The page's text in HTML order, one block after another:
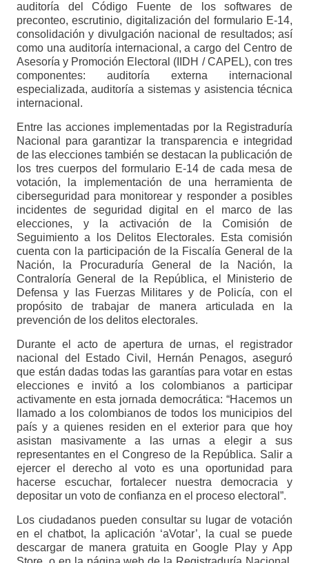
auditoría del Código Fuente de los softwares de
preconteo, escrutinio, digitalización del formulario E-14,
consolidación y divulgación nacional de resultados; así
como una auditoría internacional, a cargo del Centro de
Asesoría y Promoción Electoral (IIDH / CAPEL), con tres
componentes: auditoría externa internacional
especializada, auditoría a sistemas y asistencia técnica
internacional.
Entre las acciones implementadas por la Registraduría
Nacional para garantizar la transparencia e integridad
de las elecciones también se destacan la publicación de
los tres cuerpos del formulario E-14 de cada mesa de
votación, la implementación de una herramienta de
ciberseguridad para monitorear y responder a posibles
incidentes de seguridad digital en el marco de las
elecciones, y la activación de la Comisión de
Seguimiento a los Delitos Electorales. Esta comisión
cuenta con la participación de la Fiscalía General de la
Nación, la Procuraduría General de la Nación, la
Contraloría General de la República, el Ministerio de
Defensa y las Fuerzas Militares y de Policía, con el
propósito de trabajar de manera articulada en la
prevención de los delitos electorales.
Durante el acto de apertura de urnas, el registrador
nacional del Estado Civil, Hernán Penagos, aseguró
que están dadas todas las garantías para votar en estas
elecciones e invitó a los colombianos a participar
activamente en esta jornada democrática: “Hacemos un
llamado a los colombianos de todos los municipios del
país y a quienes residen en el exterior para que hoy
asistan masivamente a las urnas a elegir a sus
representantes en el Congreso de la República. Salir a
ejercer el derecho al voto es una oportunidad para
hacerse escuchar, fortalecer nuestra democracia y
depositar un voto de confianza en el proceso electoral”.
Los ciudadanos pueden consultar su lugar de votación
en el chatbot, la aplicación ‘aVotar’, la cual se puede
descargar de manera gratuita en Google Play y App